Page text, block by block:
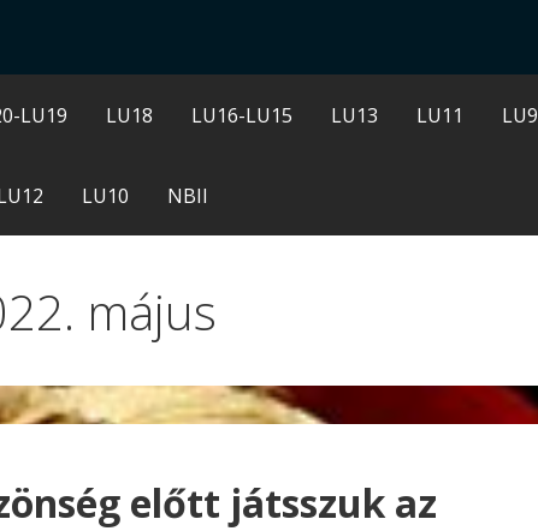
LU19 LU18 LU16-LU15 LU13 LU11 LU9
LU10 NBII
május
előtt játsszuk az